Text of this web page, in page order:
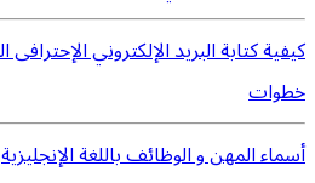
خطوات
أسماء المهن و الوظائف باللغة الإنجليزية